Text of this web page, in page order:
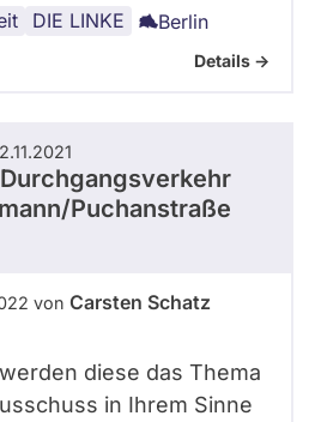
DIE LINKE Berlin
Details ->
Puchanstraße
von Carsten Schatz
diese das Thema
in Ihrem Sinne